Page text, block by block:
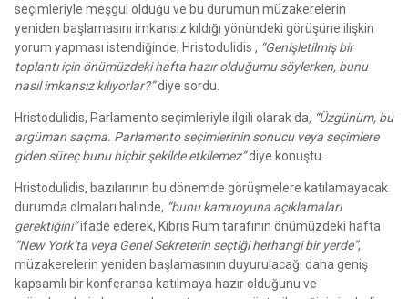
seçimleriyle meşgul olduğu ve bu durumun müzakerelerin
yeniden başlamasını imkansız kıldığı yönündeki görüşüne ilişkin
yorum yapması istendiğinde, Hristodulidis , “Genişletilmiş bir
toplantı için önümüzdeki hafta hazır olduğumu söylerken, bunu
nasıl imkansız kılıyorlar?”diye sordu.
Hristodulidis, Parlamento seçimleriyle ilgili olarak da, “Üzgünüm, bu
argüman saçma. Parlamento seçimlerinin sonucu veya seçimlere
giden süreç bunu hiçbir şekilde etkilemez”diye konuştu.
Hristodulidis, bazılarının bu dönemde görüşmelere katılamayacak
durumda olmaları halinde, “bunu kamuoyuna açıklamaları
gerektiğini”ifade ederek, Kıbrıs Rum tarafının önümüzdeki hafta
“New York’ta veya Genel Sekreterin seçtiği herhangi bir yerde”,
müzakerelerin yeniden başlamasının duyurulacağı daha geniş
kapsamlı bir konferansa katılmaya hazır olduğunu ve